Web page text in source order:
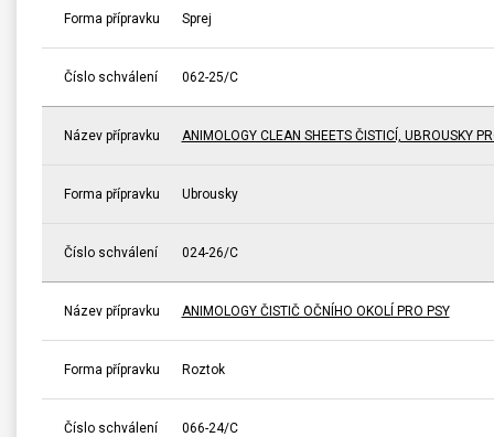
Forma přípravku Sprej
Číslo schválení 062-25/C
Název přípravku ANIMOLOGY CLEAN SHEETS ČISTICÍ, UBROUSKY
Forma přípravku Ubrousky
Číslo schválení 024-26/C
Název přípravku ANIMOLOGY ČISTIČ OČNÍHO OKOLÍ PRO PSY
Forma přípravku Roztok
Číslo schválení 066-24/C